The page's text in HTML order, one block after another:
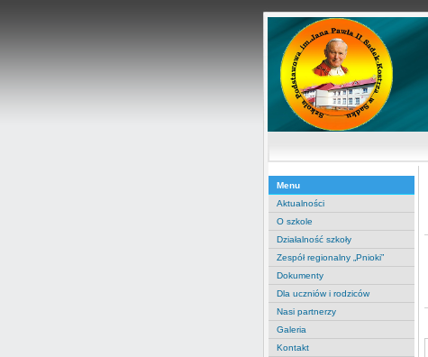
Menu
Aktualności
O szkole
Działalność szkoły
Zespół regionalny „Pnioki”
Dokumenty
Dla uczniów i rodziców
Nasi partnerzy
Galeria
Kontakt